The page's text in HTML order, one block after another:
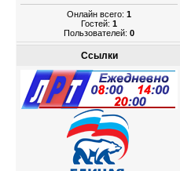
Онлайн всего: 1
Гостей: 1
Пользователей: 0
Ссылки